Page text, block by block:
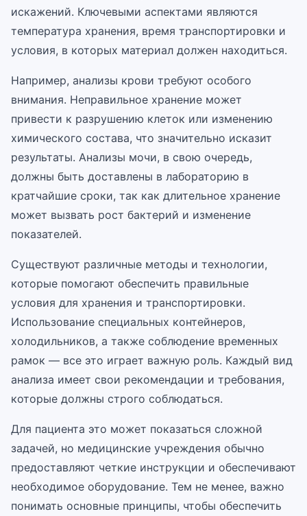
искажений. Ключевыми аспектами являются
температура хранения, время транспортировки и
условия, в которых материал должен находиться.
Например, анализы крови требуют особого
внимания. Неправильное хранение может
привести к разрушению клеток или изменению
химического состава, что значительно исказит
результаты. Анализы мочи, в свою очередь,
должны быть доставлены в лабораторию в
кратчайшие сроки, так как длительное хранение
может вызвать рост бактерий и изменение
показателей.
Существуют различные методы и технологии,
которые помогают обеспечить правильные
условия для хранения и транспортировки.
Использование специальных контейнеров,
холодильников, а также соблюдение временных
рамок — все это играет важную роль. Каждый вид
анализа имеет свои рекомендации и требования,
которые должны строго соблюдаться.
Для пациента это может показаться сложной
задачей, но медицинские учреждения обычно
предоставляют четкие инструкции и обеспечивают
необходимое оборудование. Тем не менее, важно
понимать основные принципы, чтобы обеспечить